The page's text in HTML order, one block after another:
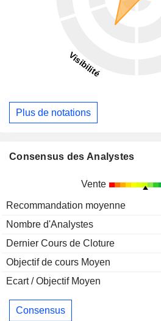
Plus de notations
Consensus des Analystes
Vente
Recommandation moyenne
Nombre d'Analystes
Dernier Cours de Cloture
Objectif de cours Moyen
Ecart / Objectif Moyen
Consensus